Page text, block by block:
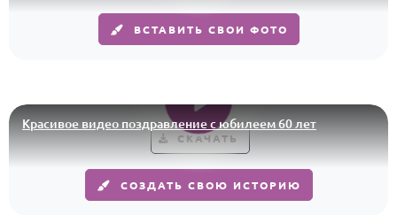
ВСТАВИТЬ СВОИ ФОТО
Красивое видео поздравление с юбилеем 60 лет
СКАЧАТЬ
СОЗДАТЬ СВОЮ ИСТОРИЮ